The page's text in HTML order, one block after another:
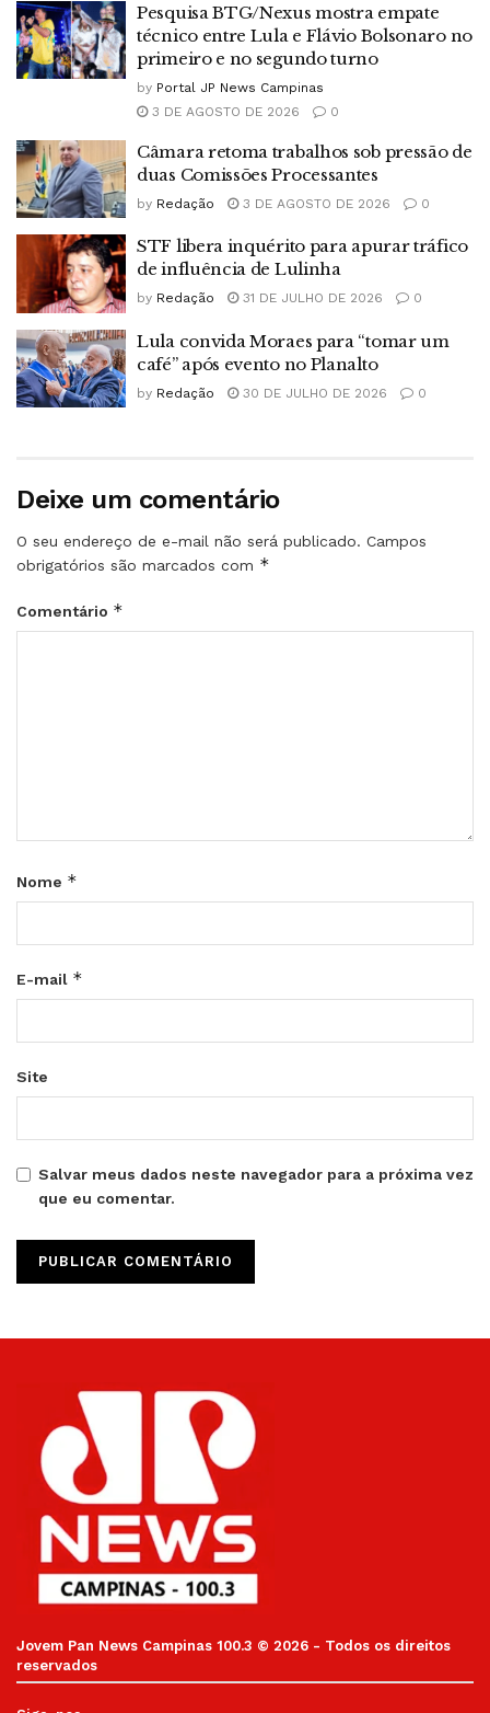
Pesquisa BTG/Nexus mostra empate
técnico entre Lula e Flávio Bolsonaro no
primeiro e no segundo turno
by Portal JP News Campinas
3 DE AGOSTO DE 2026
0
Câmara retoma trabalhos sob pressão de
duas Comissões Processantes
by Redação 3 DE AGOSTO DE 2026 0
STF libera inquérito para apurar tráfico
de influência de Lulinha
by Redação 31 DE JULHO DE 2026 0
Lula convida Moraes para “tomar um
café” após evento no Planalto
by Redação 30 DE JULHO DE 2026 0
Deixe um comentário
O seu endereço de e-mail não será publicado. Campos
obrigatórios são marcados com *
Comentário *
Nome *
E-mail *
Site
Salvar meus dados neste navegador para a próxima vez
que eu comentar.
Jovem Pan News Campinas 100.3 © 2026 - Todos os direitos
reservados